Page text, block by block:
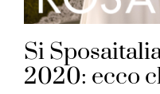
Si
2020: ecco